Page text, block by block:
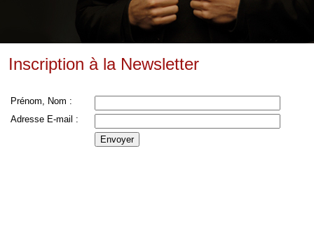
Inscription à la Newsletter
Prénom, Nom :
Adresse E-mail :